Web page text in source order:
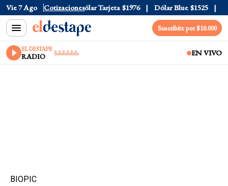
Vie 7 Ago Cotizaciones
Oficial $1520 Dólar Tarjeta $1976 Dólar Blue $1525
Suscribite por $10.000
EL DESTAPE
RADIO EN VIVO
BIOPIC